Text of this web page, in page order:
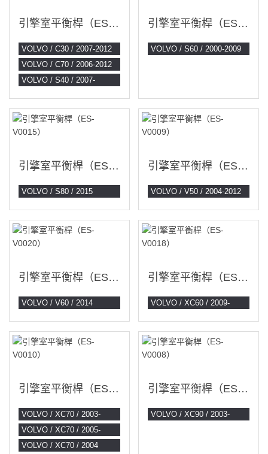
引擎室平衡桿（ES-V0004）
VOLVO / C30 / 2007-2012
VOLVO / C70 / 2006-2012
VOLVO / S40 / 2007-
引擎室平衡桿（ES-V0007）
VOLVO / S60 / 2000-2009
引擎室平衡桿（ES-V0015）
VOLVO / S80 / 2015
引擎室平衡桿（ES-V0009）
VOLVO / V50 / 2004-2012
引擎室平衡桿（ES-V0020）
VOLVO / V60 / 2014
引擎室平衡桿（ES-V0018）
VOLVO / XC60 / 2009-
引擎室平衡桿（ES-V0010）
VOLVO / XC70 / 2003-
VOLVO / XC70 / 2005-
VOLVO / XC70 / 2004
引擎室平衡桿（ES-V0008）
VOLVO / XC90 / 2003-